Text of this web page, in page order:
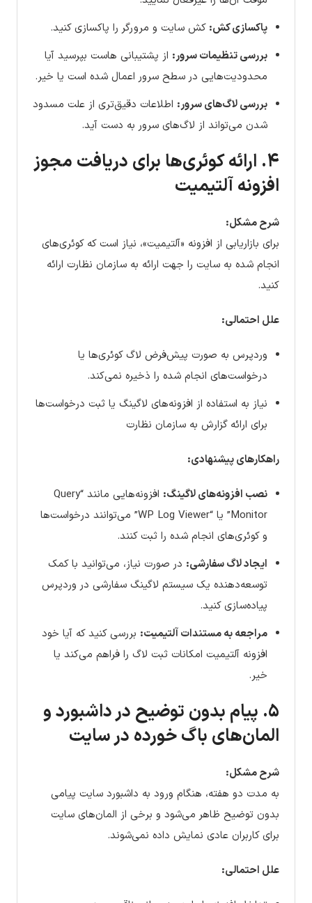
پاکسازی کش: کش سایت و مرورگر را پاکسازی کنید.
بررسی تنظیمات سرور: از پشتیبانی هاست بپرسید آیا
محدودیت‌هایی در سطح سرور اعمال شده است یا خیر.
بررسی لاگ‌های سرور: اطلاعات دقیق‌تری از علت مسدود
شدن می‌تواند از لاگ‌های سرور به دست آید.
۴. ارائه کوئری‌ها برای دریافت مجوز
افزونه آلتیمیت
شرح مشکل:
برای بازاریابی از افزونه «آلتیمیت»، نیاز است که کوئری‌های
انجام شده به سایت را جهت ارائه به سازمان نظارت ارائه
کنید.
علل احتمالی:
وردپرس به صورت پیش‌فرض لاگ کوئری‌ها یا
درخواست‌های انجام شده را ذخیره نمی‌کند.
نیاز به استفاده از افزونه‌های لاگینگ یا ثبت درخواست‌ها
برای ارائه گزارش به سازمان نظارت
راهکارهای پیشنهادی:
نصب افزونه‌های لاگینگ:
افزونه‌هایی مانند “Query
Monitor” یا “WP Log Viewer” می‌توانند درخواست‌ها
و کوئری‌های انجام شده را ثبت کنند.
ایجاد لاگ سفارشی: در صورت نیاز، می‌توانید با کمک
توسعه‌دهنده یک سیستم لاگینگ سفارشی در وردپرس
پیاده‌سازی کنید.
مراجعه به مستندات آلتیمیت: بررسی کنید که آیا خود
افزونه آلتیمیت امکانات ثبت لاگ را فراهم می‌کند یا
خیر.
۵. پیام بدون توضیح در داشبورد و
المان‌های باگ خورده در سایت
شرح مشکل:
به مدت دو هفته، هنگام ورود به داشبورد سایت پیامی
بدون توضیح ظاهر می‌شود و برخی از المان‌های سایت
برای کاربران عادی نمایش داده نمی‌شوند.
علل احتمالی: